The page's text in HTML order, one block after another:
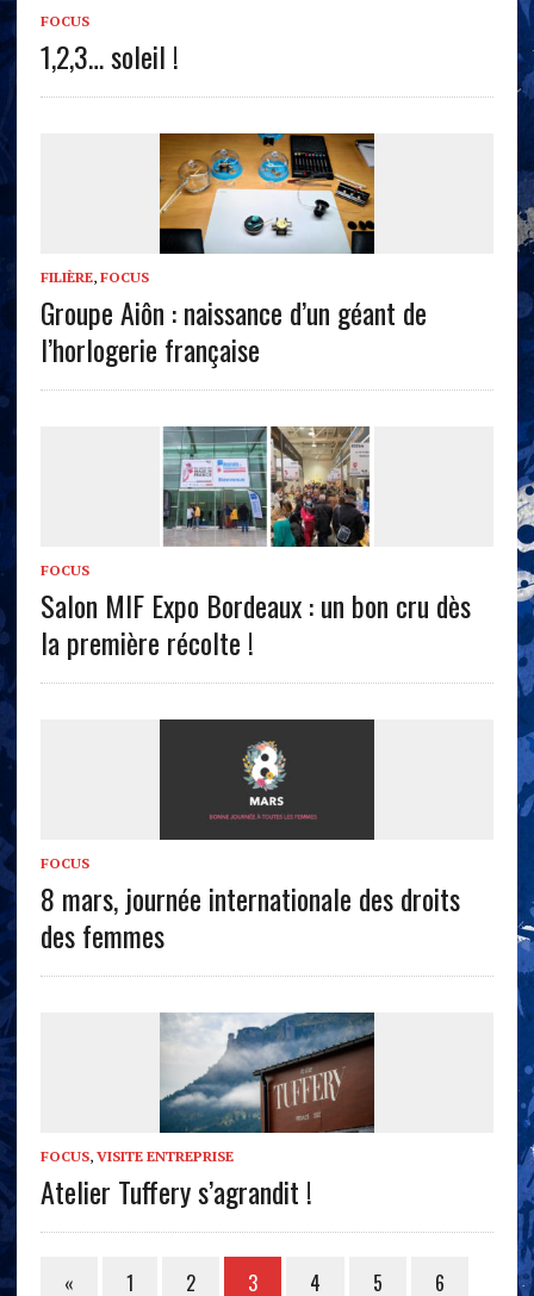
FOCUS
1,2,3… soleil !
FILIÈRE, FOCUS
Groupe Aiôn : naissance d’un géant de
l’horlogerie française
FOCUS
Salon MIF Expo Bordeaux : un bon cru dès
la première récolte !
FOCUS
8 mars, journée internationale des droits
des femmes
FOCUS, VISITE ENTREPRISE
Atelier Tuffery s’agrandit !
« 1 2 3 4 5 6